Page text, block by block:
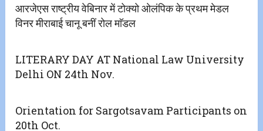
आरजेएस राष्ट्रीय वेबिनार में टोक्यो ओलंपिक के प्रथम मेडल
विनर मीराबाई चानू बनीं रोल माॅडल
LITERARY DAY AT National Law University
Delhi ON 24th Nov.
Orientation for Sargotsavam Participants on
20th Oct.